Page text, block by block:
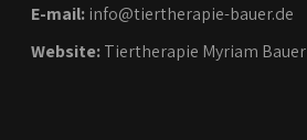
E-mail:info@tiertherapie-bauer.de
Website:Tiertherapie Myriam Bauer